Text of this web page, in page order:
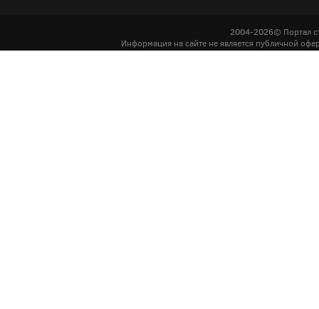
2004-2026© Портал
Информация на сайте не является публичной